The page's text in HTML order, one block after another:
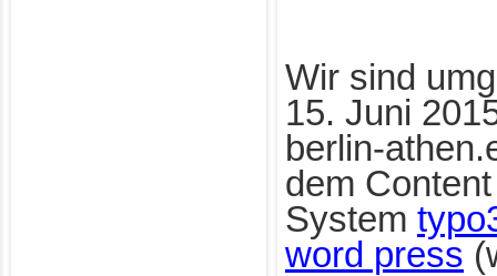
Wir sind
15. Juni
berlin-
dem
System
word press